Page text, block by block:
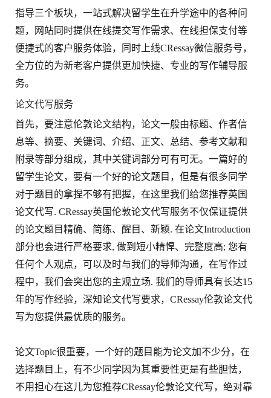
指导三个板块，一站式解决留学生在升学途中的各种问
题，网站同时提供在线提交写作需求、在线担保支付等
便捷式的客户服务体验，同时上线CRessay微信服务号，
全方位的为新老客户提供更加快捷、专业的写作辅导服
务。
论文代写服务
首先，要注意伦敦论文结构，论文一般由标题、作者信
息等、摘要、关键词、介绍、正文、总结、参考文献和
附录等部分组成，其中关键词部分可有可无。一篇好的
留学生论文，要有一个好的论文题目，但是有很多同学
对于题目的拿捏不够有把握，在这里我们给您推荐英国
论文代写. CRessay英国伦敦论文代写服务不仅保证提供
的论文题目精确、简练、醒目、新颖. 在论文Introduction
部分也会进行严格要求, 做到短小精悍、完整度高; 您有
任何个人观点，可以及时与我们的导师沟通，在写作过
程中，我们会突出您的主观立场. 我们的导师具有长达15
年的写作经验，深知论文代写要求，CRessay伦敦论文代
写为您提供最优质的服务。
论文Topic很重要，一个好的题目能为论文加不少分，在
选择题目上，有不少同学因为其重要性更是有些胆怯，
不用担心在这儿为您推荐CRessay伦敦论文代写，绝对靠